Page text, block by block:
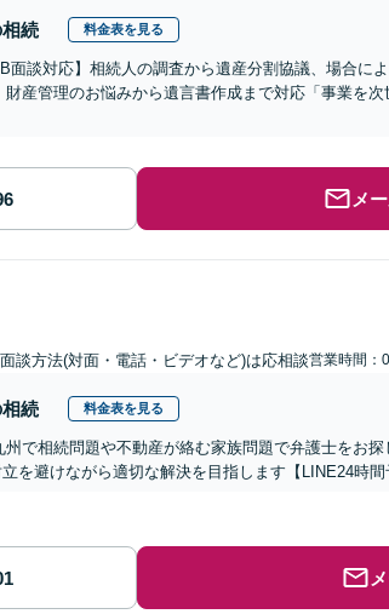
続 料金表を見る
面談対応】相続人の調査から遺産分割協議、場合に
産管理のお悩みから遺言書作成まで対応「事業を
メ
面談方法(対面・電話・ビデオなど)は応相談営業時間：
続 料金表を見る
州で相続問題や不動産が絡む家族問題で弁護士をお
を避けながら適切な解決を目指します【LINE24時間